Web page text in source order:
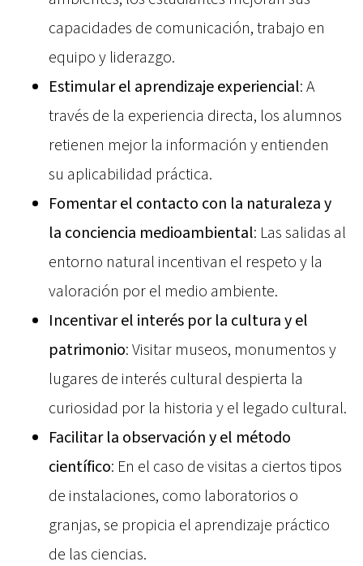
capacidades de comunicación, trabajo en
equipo y liderazgo.
Estimular el aprendizaje experiencial: A
través de la experiencia directa, los alumnos
retienen mejor la información y entienden
su aplicabilidad práctica.
Fomentar el contacto con la naturaleza y
la conciencia medioambiental: Las salidas al
entorno natural incentivan el respeto y la
valoración por el medio ambiente.
Incentivar el interés por la cultura y el
patrimonio: Visitar museos, monumentos y
lugares de interés cultural despierta la
curiosidad por la historia y el legado cultural.
Facilitar la observación y el método
científico: En el caso de visitas a ciertos tipos
de instalaciones, como laboratorios o
granjas, se propicia el aprendizaje práctico
de las ciencias.